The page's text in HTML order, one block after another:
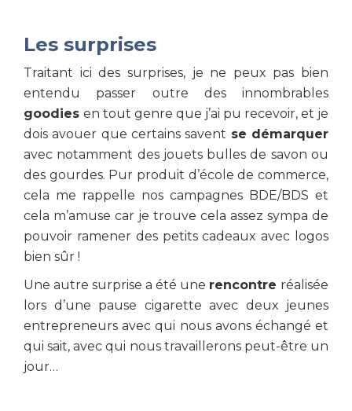
Les surprises
Traitant ici des surprises, je ne peux pas bien
entendu passer outre des innombrables
goodies en tout genre que j’ai pu recevoir, et je
dois avouer que certains savent se démarquer
avec notamment des jouets bulles de savon ou
des gourdes. Pur produit d’école de commerce,
cela me rappelle nos campagnes BDE/BDS et
cela m’amuse car je trouve cela assez sympa de
pouvoir ramener des petits cadeaux avec logos
bien sûr !
Une autre surprise a été une rencontre réalisée
lors d’une pause cigarette avec deux jeunes
entrepreneurs avec qui nous avons échangé et
qui sait, avec qui nous travaillerons peut-être un
jour…